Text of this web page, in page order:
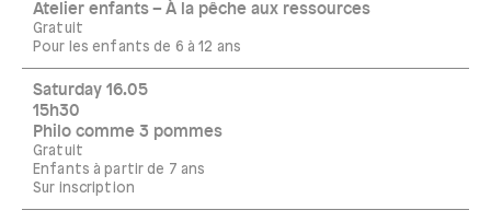
Atelier enfants – À la pêche aux ressources
Gratuit
Pour les enfants de 6 à 12 ans
Saturday 16.05
15h30
Philo comme 3 pommes
Gratuit
Enfants à partir de 7 ans
Sur inscription